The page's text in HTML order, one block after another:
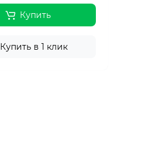
Купить
Купить в 1 клик